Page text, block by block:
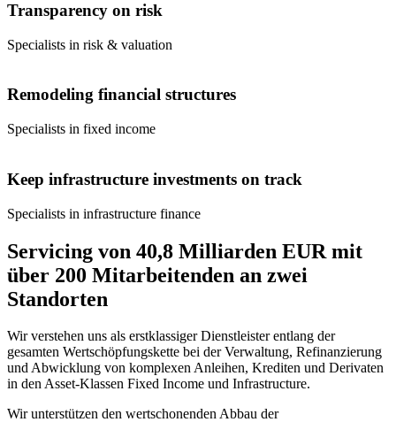
Transparency on risk
Specialists in risk & valuation
Remodeling financial structures
Specialists in fixed income
Keep infrastructure investments on track
Specialists in infrastructure finance
Servicing von 40,8 Milliarden EUR mit
über 200 Mitarbeitenden an zwei
Standorten
Wir verstehen uns als erstklassiger Dienstleister entlang der
gesamten Wertschöpfungskette bei der Verwaltung, Refinanzierung
und Abwicklung von komplexen Anleihen, Krediten und Derivaten
in den Asset-Klassen Fixed Income und Infrastructure.
Wir unterstützen den wertschonenden Abbau der